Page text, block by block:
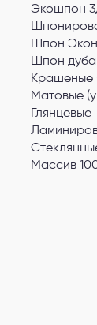
Экошпон
Шпон
Шпон дуба
Крашеные
Матовые
Глянцевые
Массив